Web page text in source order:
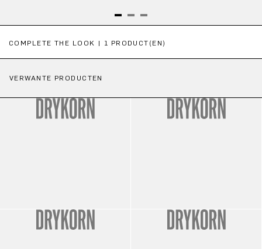
COMPLETE THE LOOK | 1 PRODUCT(EN)
VERWANTE PRODUCTEN